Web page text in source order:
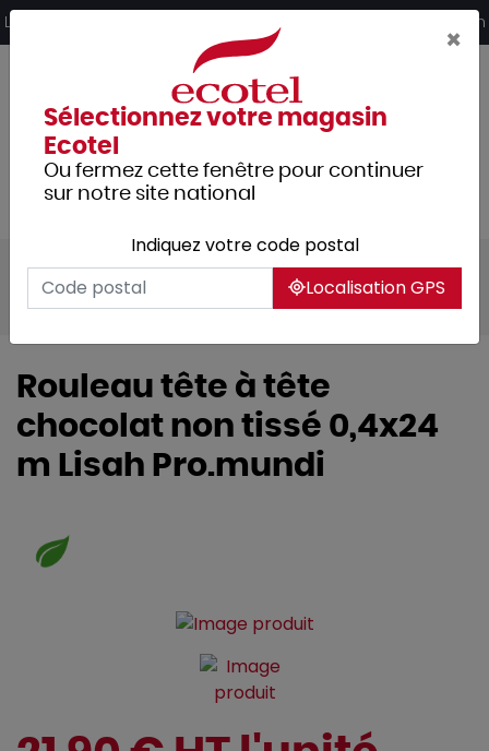
Livraison offerte dès 249€ HT d’achat et retrait 2h en magasin
Tous les produits
Usage unique
Nappage
Rouleau tête à tête
chocolat non tissé 0,4x24
m Lisah Pro.mundi
×
Sélectionnez votre magasin
Ecotel
Ou fermez cette fenêtre pour continuer
sur notre site national
Indiquez votre code postal
Localisation GPS
Panneau de gestion des cookies